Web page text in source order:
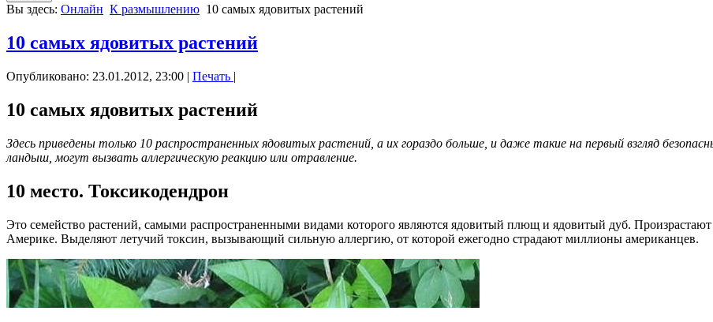
Вы здесь: Онлайн К размышлению 10 самых ядовитых растений
10 самых ядовитых растений
Опубликовано: 23.01.2012, 23:00 | Печать |
10 самых ядовитых растений
Здесь приведены только 10 распространенных ядовитых растений, а их гораздо больше, и даже такие на первый взгляд
ландыш, могут вызвать аллергическую реакцию или отравление.
10 место. Токсикодендрон
Это семейство растений, самыми распространенными видами которого являются ядовитый плющ и ядовитый дуб.
Америке. Выделяют летучий токсин, вызывающий сильную аллергию, от которой ежегодно страдают миллионы американцев.